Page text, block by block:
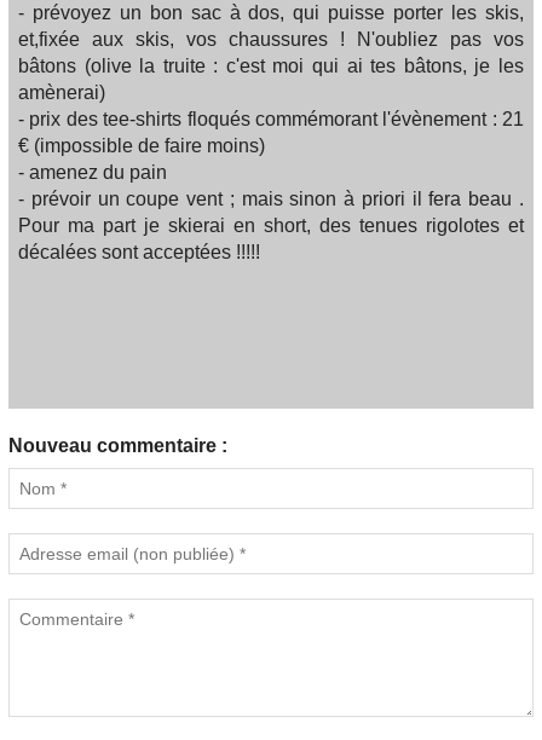
- prévoyez un bon sac à dos, qui puisse porter les skis,
et,fixée aux skis, vos chaussures ! N'oubliez pas vos
bâtons (olive la truite : c'est moi qui ai tes bâtons, je les
amènerai)
- prix des tee-shirts floqués commémorant l'évènement : 21
€ (impossible de faire moins)
- amenez du pain
- prévoir un coupe vent ; mais sinon à priori il fera beau .
Pour ma part je skierai en short, des tenues rigolotes et
décalées sont acceptées !!!!!
Nouveau commentaire :